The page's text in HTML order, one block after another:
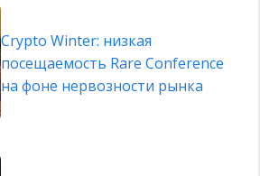
Crypto Winter: низкая
посещаемость Rare Conference
на фоне нервозности рынка